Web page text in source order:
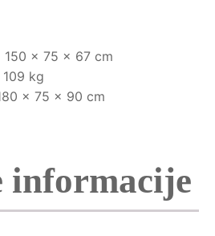
x 75 x 67 cm
kg
x 75 x 90 cm
informacije